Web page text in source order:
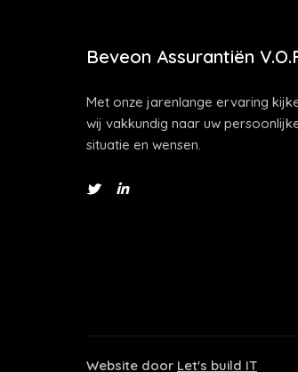
Beveon Assurantiën
Met onze jarenlange ervaring
wij vakkundig naar uw
situatie en wensen.
Website door Let's build IT